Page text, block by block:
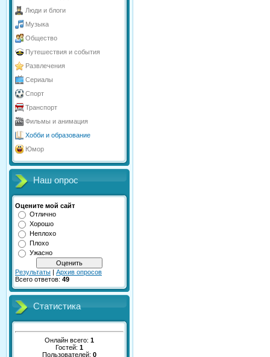
Люди и блоги
Музыка
Общество
Путешествия и события
Развлечения
Сериалы
Спорт
Транспорт
Фильмы и анимация
Хобби и образование
Юмор
Наш опрос
Оцените мой сайт
Отлично
Хорошо
Неплохо
Плохо
Ужасно
Результаты | Архив опросов
Всего ответов: 49
Статистика
Онлайн всего: 1
Гостей: 1
Пользователей: 0